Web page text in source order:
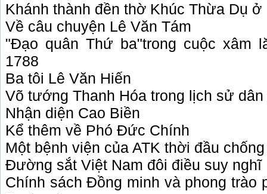
Khánh thành đền thờ Khúc Thừa Dụ
Về câu chuyện Lê Văn Tám
"Đạo quân Thứ ba"trong cuộc xâm
1788
Ba tôi Lê Văn Hiến
Võ tướng Thanh Hóa trong lịch sử dân
Nhận diện Cao Biền
Kể thêm về Phó Đức Chính
Một bệnh viện của ATK thời đầu
Đường sắt Việt Nam đôi điều suy nghĩ
Chính sách Đồng minh và phong trào